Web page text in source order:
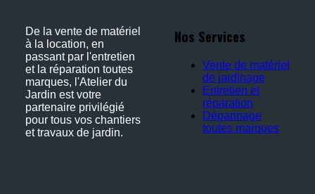
De la vente de matériel
à la location, en
passant par l'entretien
et la réparation toutes
marques, l'Atelier du
Jardin est votre
partenaire privilégié
pour tous vos chantiers
et travaux de jardin.
Nos Services
Vente de matériel
de jardinage
Entretien et
réparation
Dépannage
toutes marques